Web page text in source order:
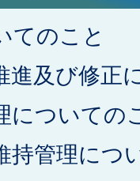
てのこと
進及び修正
についての
持管理につ